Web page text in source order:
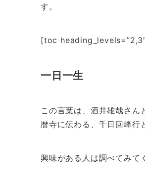
す。
[toc
一日一生
この言葉は、酒井雄哉さん
暦寺に伝わる、千日回峰行
興味がある人は調べてみて